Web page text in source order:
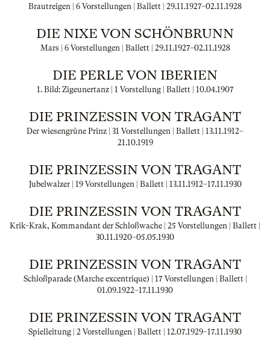
Brautreigen | 6 Vorstellungen | Ballett | 29.11.1927–02.11.1928
DIE NIXE VON SCHÖNBRUNN
Mars | 6 Vorstellungen | Ballett | 29.11.1927–02.11.1928
DIE PERLE VON IBERIEN
1. Bild: Zigeunertanz | 1 Vorstellung | Ballett | 10.04.1907
DIE PRINZESSIN VON TRAGANT
Der wiesengrüne Prinz | 31 Vorstellungen | Ballett | 13.11.1912–
21.10.1919
DIE PRINZESSIN VON TRAGANT
Jubelwalzer | 19 Vorstellungen | Ballett | 13.11.1912–17.11.1930
DIE PRINZESSIN VON TRAGANT
Krik-Krak, Kommandant der Schloßwache | 25 Vorstellungen | Ballett |
30.11.1920–05.05.1930
DIE PRINZESSIN VON TRAGANT
Schloßparade (Marche excentrique) | 17 Vorstellungen | Ballett |
01.09.1922–17.11.1930
DIE PRINZESSIN VON TRAGANT
Spielleitung | 2 Vorstellungen | Ballett | 12.07.1929–17.11.1930